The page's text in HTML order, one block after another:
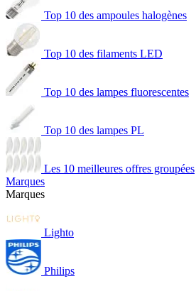
Top 10 des ampoules halogènes
Top 10 des filaments LED
Top 10 des lampes fluorescentes
Top 10 des lampes PL
Les 10 meilleures offres groupées
Marques
Marques
Lighto
Philips